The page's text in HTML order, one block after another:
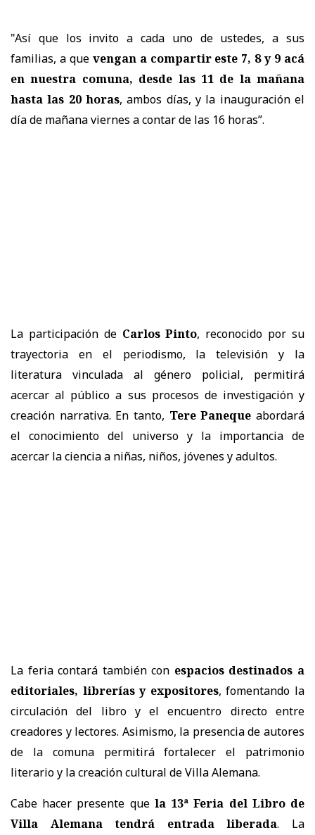
"Así que los invito a cada uno de ustedes, a sus
familias, a que vengan a compartir este 7, 8 y 9 acá
en nuestra comuna, desde las 11 de la mañana
hasta las 20 horas, ambos días, y la inauguración el
día de mañana viernes a contar de las 16 horas”.
La participación de Carlos Pinto, reconocido por su
trayectoria en el periodismo, la televisión y la
literatura vinculada al género policial, permitirá
acercar al público a sus procesos de investigación y
creación narrativa. En tanto, Tere Paneque abordará
el conocimiento del universo y la importancia de
acercar la ciencia a niñas, niños, jóvenes y adultos.
La feria contará también con espacios destinados a
editoriales, librerías y expositores, fomentando la
circulación del libro y el encuentro directo entre
creadores y lectores. Asimismo, la presencia de autores
de la comuna permitirá fortalecer el patrimonio
literario y la creación cultural de Villa Alemana.
Cabe hacer presente que la 13ª Feria del Libro de
Villa Alemana tendrá entrada liberada. La